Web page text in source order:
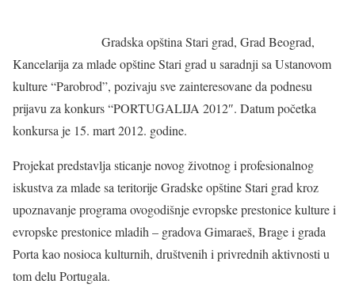
Gradska opština Stari grad, Grad Beograd,
Kancelarija za mlade opštine Stari grad u saradnji sa Ustanovom
kulture “Parobrod”, pozivaju sve zainteresovane da podnesu
prijavu za konkurs “PORTUGALIJA 2012″. Datum početka
konkursa je 15. mart 2012. godine.
Projekat predstavlja sticanje novog životnog i profesionalnog
iskustva za mlade sa teritorije Gradske opštine Stari grad kroz
upoznavanje programa ovogodišnje evropske prestonice kulture i
evropske prestonice mladih – gradova Gimaraeš, Brage i grada
Porta kao nosioca kulturnih, društvenih i privrednih aktivnosti u
tom delu Portugala.